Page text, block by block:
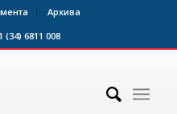
Архива
(34) 6811 008